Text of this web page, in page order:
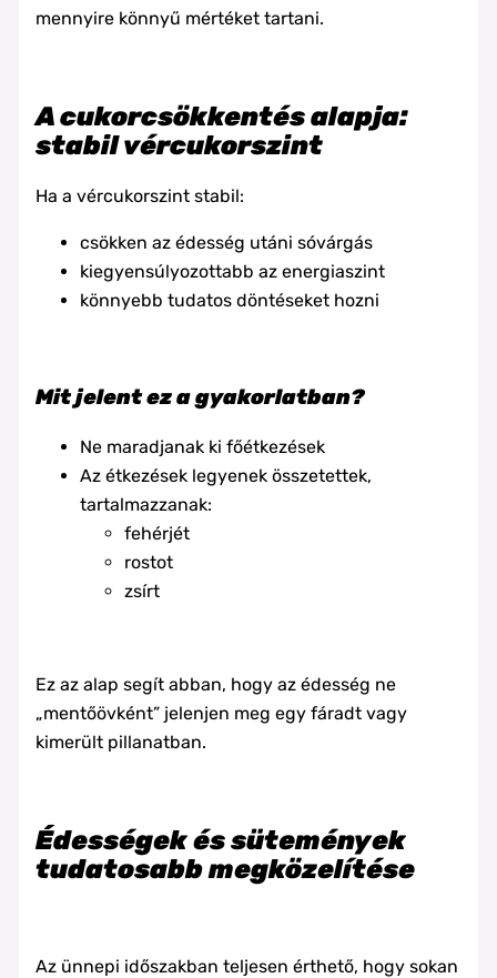
mennyire könnyű mértéket tartani.
A cukorcsökkentés alapja:
stabil vércukorszint
Ha a vércukorszint stabil:
csökken az édesség utáni sóvárgás
kiegyensúlyozottabb az energiaszint
könnyebb tudatos döntéseket hozni
Mit jelent ez a gyakorlatban?
Ne maradjanak ki főétkezések
Az étkezések legyenek összetettek,
tartalmazzanak:
fehérjét
rostot
zsírt
Ez az alap segít abban, hogy az édesség ne
„mentőövként” jelenjen meg egy fáradt vagy
kimerült pillanatban.
Édességek és sütemények
tudatosabb megközelítése
Az ünnepi időszakban teljesen érthető, hogy sokan